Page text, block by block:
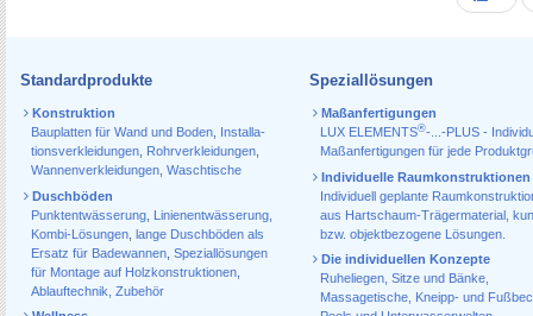
Standardprodukte
Konstruktion
Bauplatten für Wand und Boden Installa­
tions­verkleidungen Rohr­verkleidungen
Wannen­verkleidungen Waschtische
Duschböden
Punktentwässerung Linienentwässerung
Kombi-Lösungen lange Duschböden als
Ersatz für Badewannen Speziallösungen
für Montage auf Holzkonstruktionen
Ablauf­technik, Zubehör
Speziallösungen
Maßanfertigungen
LUX ELEMENTS®-...-PLUS -
Maßanfertigungen für jede
Individuelle Raumkonstruktionen
Individuell geplante
aus Hartschaum-Trägermaterial,
bzw. objektbezogene Lösungen.
Die individuellen Konzepte
Ruheliegen, Sitze und Bänke,
Massagetische, Kneipp- und